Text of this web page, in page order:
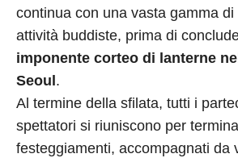
continua con una vasta gamma
attività buddiste, prima di
imponente corteo di lanterne
Seoul .
Al termine della sfilata, tutti i
spettatori si riuniscono per
festeggiamenti, accompagnati da